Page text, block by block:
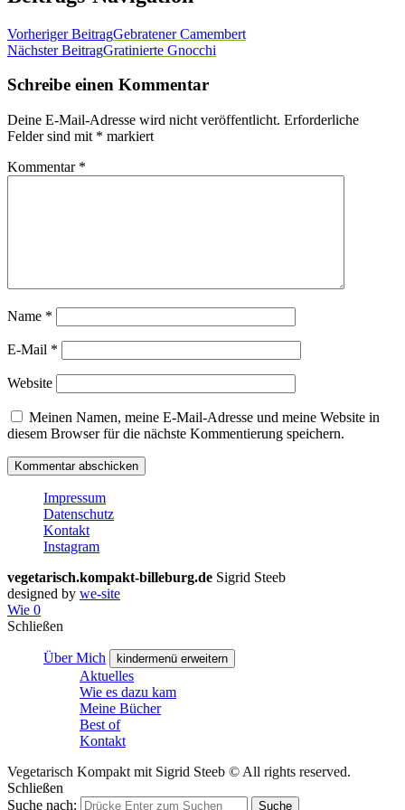
Vorheriger BeitragGebratener Camembert
Nächster BeitragGratinierte Gnocchi
Schreibe einen Kommentar
Deine E-Mail-Adresse wird nicht veröffentlicht. Erforderliche
Felder sind mit * markiert
Kommentar *
Name *
E-Mail *
Website
Meinen Namen, meine E-Mail-Adresse und meine Website in
diesem Browser für die nächste Kommentierung speichern.
Impressum
Datenschutz
Kontakt
Instagram
vegetarisch.kompakt-billeburg.de Sigrid Steeb
designed by we-site
Wie 0
Schließen
Über Mich kindermenü erweitern
Aktuelles
Wie es dazu kam
Meine Bücher
Best of
Kontakt
Vegetarisch Kompakt mit Sigrid Steeb © All rights reserved.
Schließen
Suche nach:
Suche